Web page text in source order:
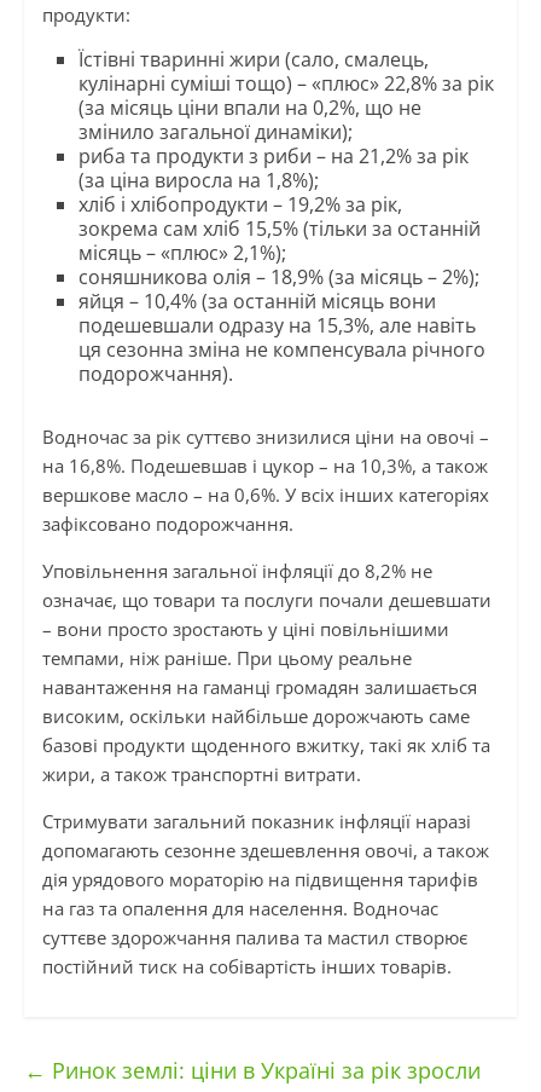
продукти:
Їстівні тваринні жири (сало, смалець,
кулінарні суміші тощо) – «плюс» 22,8% за рік
(за місяць ціни впали на 0,2%, що не
змінило загальної динаміки);
риба та продукти з риби – на 21,2% за рік
(за ціна виросла на 1,8%);
хліб і хлібопродукти – 19,2% за рік,
зокрема сам хліб 15,5% (тільки за останній
місяць – «плюс» 2,1%);
соняшникова олія – 18,9% (за місяць – 2%);
яйця – 10,4% (за останній місяць вони
подешевшали одразу на 15,3%, але навіть
ця сезонна зміна не компенсувала річного
подорожчання).
Водночас за рік суттєво знизилися ціни на овочі –
на 16,8%. Подешевшав і цукор – на 10,3%, а також
вершкове масло – на 0,6%. У всіх інших категоріях
зафіксовано подорожчання.
Уповільнення загальної інфляції до 8,2% не
означає, що товари та послуги почали дешевшати
– вони просто зростають у ціні повільнішими
темпами, ніж раніше. При цьому реальне
навантаження на гаманці громадян залишається
високим, оскільки найбільше дорожчають саме
базові продукти щоденного вжитку, такі як хліб та
жири, а також транспортні витрати.
Стримувати загальний показник інфляції наразі
допомагають сезонне здешевлення овочі, а також
дія урядового мораторію на підвищення тарифів
на газ та опалення для населення. Водночас
суттєве здорожчання палива та мастил створює
постійний тиск на собівартість інших товарів.
← Ринок землі: ціни в Україні за рік зросли